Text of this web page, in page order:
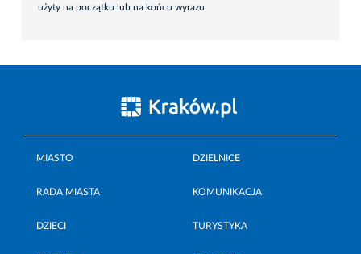
użyty na początku lub na końcu wyrazu
MIASTO DZIELNICE
RADA MIASTA KOMUNIKACJA
DZIECI TURYSTYKA